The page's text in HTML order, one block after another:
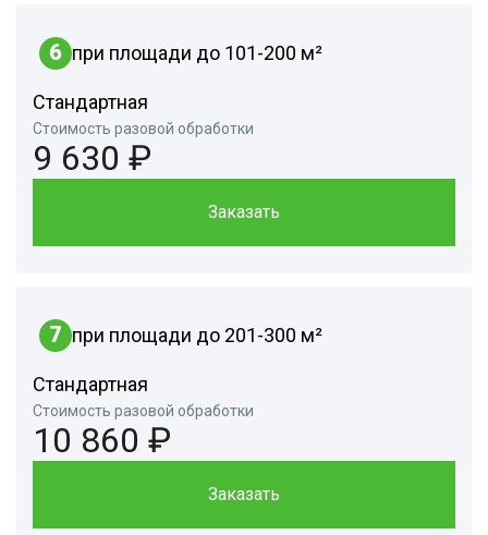
6 при площади до 101-200 м²
Стандартная
Стоимость разовой обработки
9 630 ₽
Заказать
7 при площади до 201-300 м²
Стандартная
Стоимость разовой обработки
10 860 ₽
Заказать